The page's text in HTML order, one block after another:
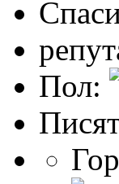
Пол: